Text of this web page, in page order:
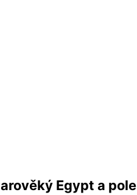
Egypt a